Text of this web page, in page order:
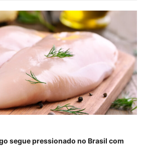
segue pressionado no Brasil com